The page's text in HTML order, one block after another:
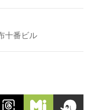
十番ビル